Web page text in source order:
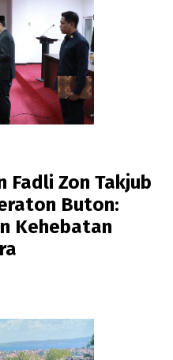
Fadli Zon Takjub
Buton:
Kehebatan